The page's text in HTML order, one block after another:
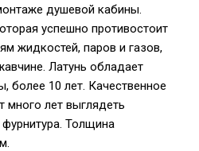
душевой кабины.
успешно противостоит
жидкостей, паров и газов,
Латунь обладает
более 10 лет. Качественное
много лет выглядеть
Толщина